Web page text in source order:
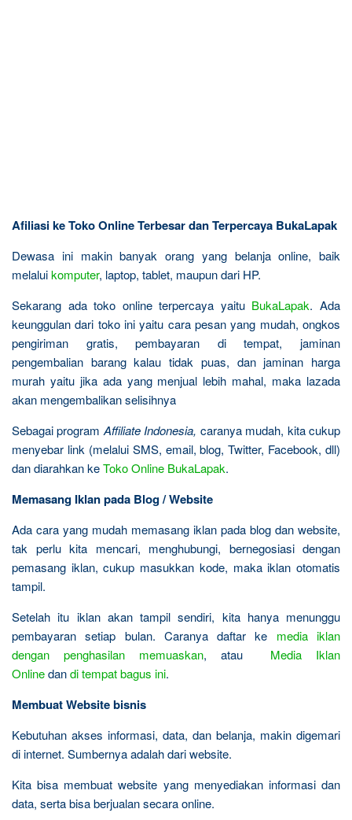
Afiliasi ke Toko Online Terbesar dan Terpercaya BukaLapak
Dewasa ini makin banyak orang yang belanja online, baik
melaluikomputer, laptop, tablet, maupun dari HP.
Sekarang ada toko online terpercaya yaitu BukaLapak. Ada
keunggulan dari toko ini yaitu cara pesan yang mudah, ongkos
pengiriman gratis, pembayaran di tempat, jaminan
pengembalian barang kalau tidak puas, dan jaminan harga
murah yaitu jika ada yang menjual lebih mahal, maka lazada
akan mengembalikan selisihnya
Sebagai program Affiliate Indonesia, caranya mudah, kita cukup
menyebar link (melalui SMS, email, blog, Twitter, Facebook, dll)
dan diarahkan keToko Online BukaLapak.
Memasang Iklan pada Blog / Website
Ada cara yang mudah memasang iklan pada blog dan website,
tak perlu kita mencari, menghubungi, bernegosiasi dengan
pemasang iklan, cukup masukkan kode, maka iklan otomatis
tampil.
Setelah itu iklan akan tampil sendiri, kita hanya menunggu
pembayaran setiap bulan. Caranya daftar ke media iklan
dengan penghasilan memuaskan, atau Media Iklan
Onlinedandi tempat bagus ini.
Membuat Website bisnis
Kebutuhan akses informasi, data, dan belanja, makin digemari
di internet. Sumbernya adalah dari website.
Kita bisa membuat website yang menyediakan informasi dan
data, serta bisa berjualan secara online.